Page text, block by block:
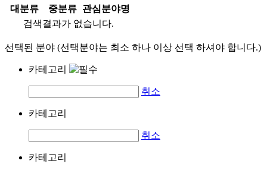
대분류
중분류
관심분야명
검색결과가 없습니다.
선택된 분야 (선택분야는 최소 하나 이상 선택 하셔야 합니다.)
카테고리
취소
카테고리
취소
카테고리